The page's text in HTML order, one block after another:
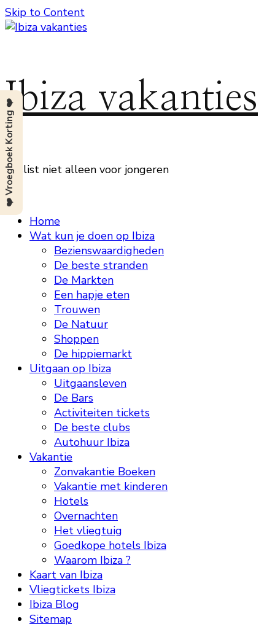
Skip to Content
Ibiza vakanties
Beslist niet alleen voor jongeren
Home
Wat kun je doen op Ibiza
Bezienswaardigheden
De beste stranden
De Markten
Een hapje eten
Trouwen
De Natuur
Shoppen
De hippiemarkt
Uitgaan op Ibiza
Uitgaansleven
De Bars
Activiteiten tickets
De beste clubs
Autohuur Ibiza
Vakantie
Zonvakantie Boeken
Vakantie met kinderen
Hotels
Overnachten
Het vliegtuig
Goedkope hotels Ibiza
Waarom Ibiza ?
Kaart van Ibiza
Vliegtickets Ibiza
Ibiza Blog
Sitemap
❤️ Vroegboek Korting ❤️